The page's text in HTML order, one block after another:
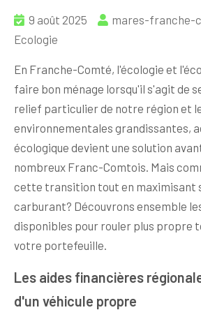
9 août 2025
mares-franche-
Ecologie
En Franche-Comté, l'écologie et
faire bon ménage lorsqu'il s'agit de
relief particulier de notre région et
environnementales grandissantes,
écologique devient une solution
nombreux Franc-Comtois. Mais
cette transition tout en maximisant
carburant? Découvrons ensemble
disponibles pour rouler plus propre
votre portefeuille.
Les aides financières
d'un véhicule propre